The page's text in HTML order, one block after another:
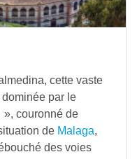
cette vaste
par le
couronné de
de Malaga,
des voies